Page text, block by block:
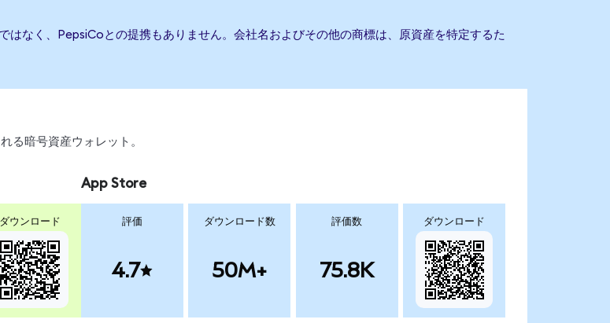
なく、PepsiCoとの提携もありません。会社名およびその他の商標は、原資産を特定するた
る暗号資産ウォレット。
ダウンロード
App Store
評価
4.7
ダウンロード数
50M+
評価数
75.8K
ダウンロード